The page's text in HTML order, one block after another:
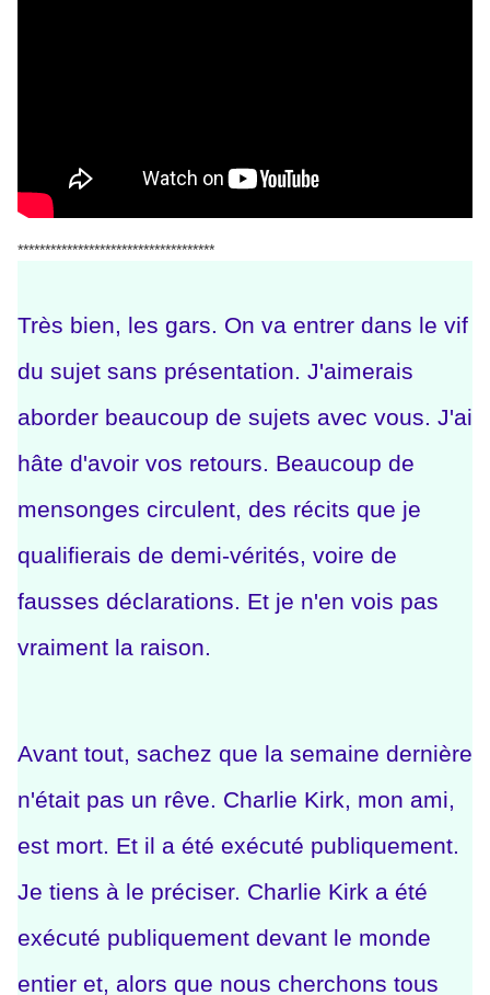
************************************
Très bien, les gars. On va entrer dans le vif
du sujet sans présentation. J'aimerais
aborder beaucoup de sujets avec vous. J'ai
hâte d'avoir vos retours. Beaucoup de
mensonges circulent, des récits que je
qualifierais de demi-vérités, voire de
fausses déclarations. Et je n'en vois pas
vraiment la raison.
Avant tout, sachez que la semaine dernière
n'était pas un rêve. Charlie Kirk, mon ami,
est mort. Et il a été exécuté publiquement.
Je tiens à le préciser. Charlie Kirk a été
exécuté publiquement devant le monde
entier et, alors que nous cherchons tous